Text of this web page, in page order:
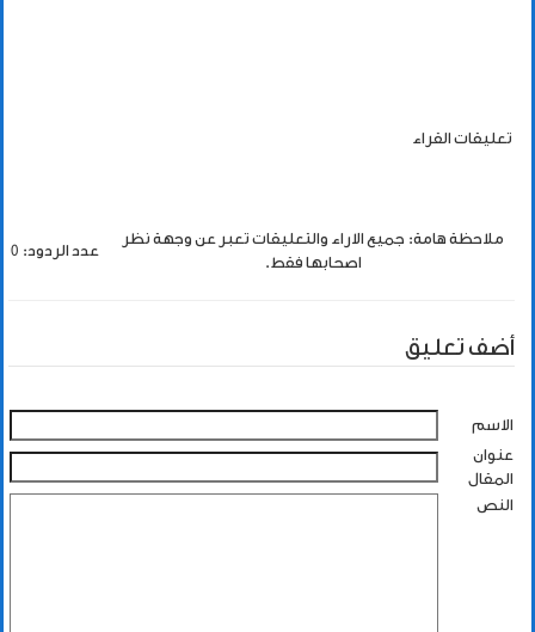
تعليقات القراء
ملاحظة هامة: جميع الاراء والتعليقات تعبر عن وجهة نظر
اصحابها فقط.
عدد الردود: 0
أضف تعليق
الاسم
عنوان
المقال
النص